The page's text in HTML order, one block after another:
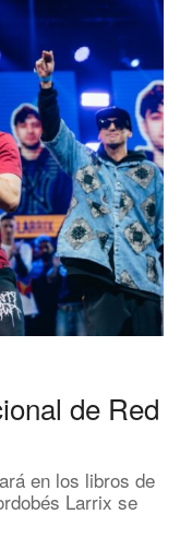
de Red
en los libros de
Larrix se